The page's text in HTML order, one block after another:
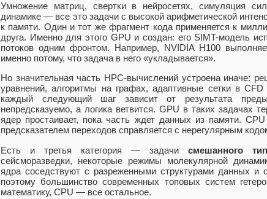
Умножение матриц, свертки в нейросетях, симуляция
динамике — все это задачи с высокой арифметической
к памяти. Один и тот же фрагмент кода применяется к
друга. Именно для этого GPU и создан: его SIMT-модель
потоков одним фронтом. Например, NVIDIA H100
именно потому, что задача в него «укладывается».
Но значительная часть HPC-вычислений устроена иначе:
уравнений, алгоритмы на графах, адаптивные сетки в
каждый следующий шаг зависит от результата
непредсказуемо, а логика ветвится. GPU в таких задачах
ядер простаивает, пока часть ждет данных из памяти.
предсказателем переходов справляется с нерегулярным
Есть и третья категория — задачи смешанного
сейсморазведки, некоторые режимы молекулярной
ядра соседствуют с разреженными структурами данных и
поэтому большинство современных топовых систем
математику, CPU — все остальное.